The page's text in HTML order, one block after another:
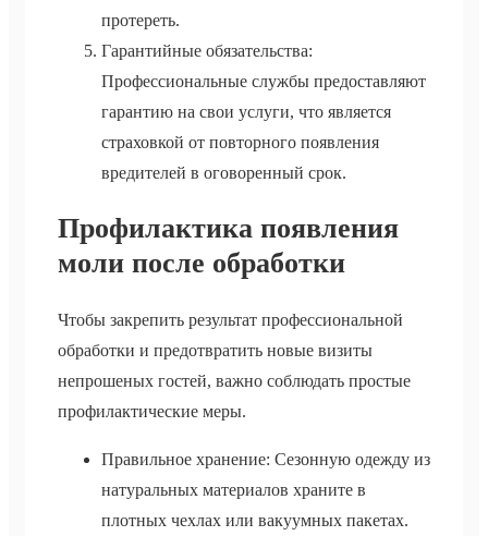
протереть.
Гарантийные обязательства:
Профессиональные службы предоставляют
гарантию на свои услуги, что является
страховкой от повторного появления
вредителей в оговоренный срок.
Профилактика появления
моли после обработки
Чтобы закрепить результат профессиональной
обработки и предотвратить новые визиты
непрошеных гостей, важно соблюдать простые
профилактические меры.
Правильное хранение: Сезонную одежду из
натуральных материалов храните в
плотных чехлах или вакуумных пакетах.